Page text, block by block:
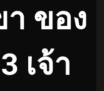
ของ
เจ้า